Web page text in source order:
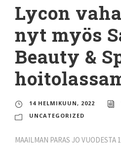
Lycon
nyt myös
Beauty &
14 HELMIKUUN, 2022
UNCATEGORIZED
MAAILMAN PARAS JO